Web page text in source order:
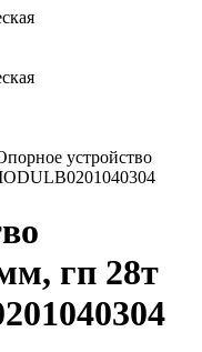
устройство
гп 28т